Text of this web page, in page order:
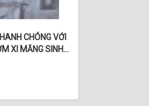
CHÓNG VỚI
XI MĂNG SINH